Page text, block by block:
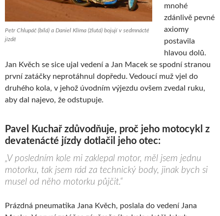
Petr Chlupáč (bílá) a Daniel Klíma (žlutá) bojují v sedmnácté
jízdě
mnohé
zdánlivě pevné
axiomy
postavila
hlavou dolů.
Jan Kvěch se sice ujal vedení a Jan Macek se spodní stranou
první zatáčky neprotáhnul dopředu. Vedoucí muž vjel do
druhého kola, v jehož úvodním výjezdu ovšem zvedal ruku,
aby dal najevo, že odstupuje.
Pavel Kuchař zdůvodňuje, proč jeho motocykl z
devatenácté jízdy dotlačil jeho otec:
„V posledním kole mi zaklepal motor, měl jsem jednu
motorku, tak jsem rád za technický body, jinak bych si
musel od něho motorku půjčit.“
Prázdná pneumatika Jana Kvěch, poslala do vedení Jana